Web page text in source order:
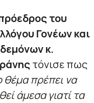
του
Γονέων και
κ.
τόνισε πως
θέμα πρέπει να
άμεσα γιατί τα